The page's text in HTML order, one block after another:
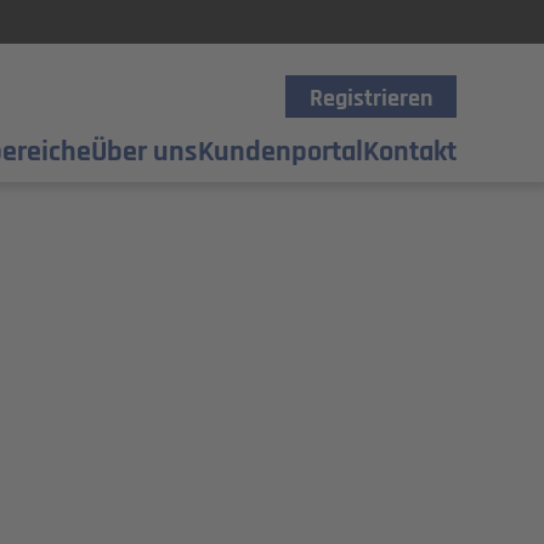
Registrieren
Über unsKundenportalKontakt